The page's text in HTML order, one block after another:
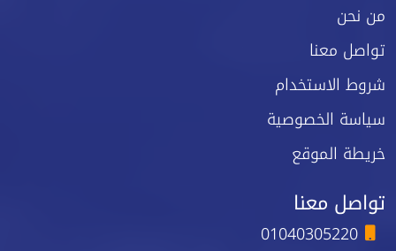
من نحن
تواصل معنا
شروط الاستخدام
سياسة الخصوصية
خريطة الموقع
تواصل معنا
01040305220